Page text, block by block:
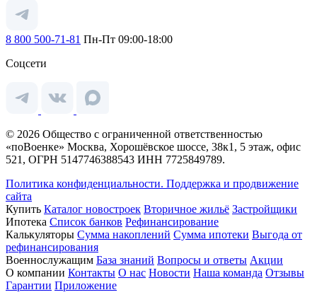
8 800 500-71-81 Пн-Пт 09:00-18:00
Соцсети
© 2026 Общество с ограниченной ответственностью
«поВоенке» Москва, Хорошёвское шоссе, 38к1, 5 этаж, офис
521, ОГРН 5147746388543 ИНН 7725849789.
Политика конфиденциальности. Поддержка и продвижение
сайта
Купить Каталог новостроек Вторичное жильё Застройщики
Ипотека Список банков Рефинансирование
Калькуляторы Сумма накоплений Сумма ипотеки Выгода от
рефинансирования
Военнослужащим База знаний Вопросы и ответы Акции
О компании Контакты О нас Новости Наша команда Отзывы
Гарантии Приложение